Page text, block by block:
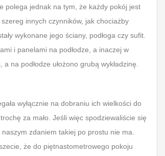
polega jednak na tym, że każdy pokój jest
innych czynników, jak chociażby
wykonane jego ściany, podłoga czy sufit.
i panelami na podłodze, a inaczej w
na podłodze ułożono grubą wykładzinę.
wyłącznie na dobraniu ich wielkości do
za mało. Jeśli więc spodziewaliście się
zdaniem takiej po prostu nie ma.
że do piętnastometrowego pokoju